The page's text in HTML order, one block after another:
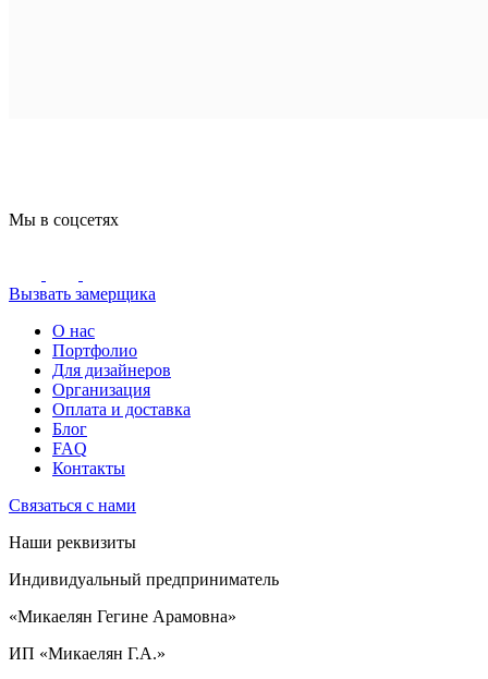
Мы в соцсетях
Вызвать замерщика
О нас
Портфолио
Для дизайнеров
Организация
Оплата и доставка
Блог
FAQ
Контакты
Связаться с нами
Наши реквизиты
Индивидуальный предприниматель
«Микаелян Гегине Арамовна»
ИП «Микаелян Г.А.»